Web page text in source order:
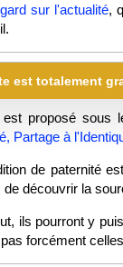
sur l'actualité,
est totalement
proposé sous
Partage à
de paternité
de découvrir la
ils pourront y
forcément